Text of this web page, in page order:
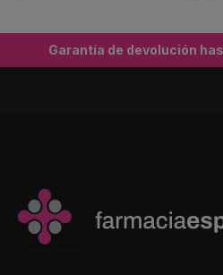
Garantía de devolución